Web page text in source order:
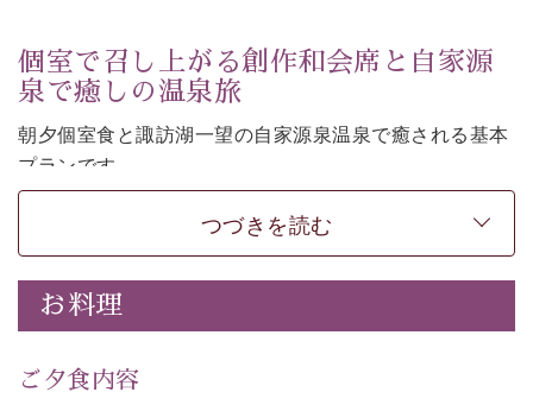
個室で召し上がる創作和会席と自家源
泉で癒しの温泉旅
朝夕個室食と諏訪湖一望の自家源泉温泉で癒される基本
プランです。
諏訪湖を眺めながら幽玄な装飾の館内で静かに寛いでお
-----------【安心への取り組み】----------
個室料亭、貸切風呂のご利用が可能な上、 安心安全にご
滞在いただけるよう
30項目以上からなる独自の衛生・消毒プログラムの基、
徹底した衛生管理を行っております。
つづきを読む
お料理
ご夕食内容